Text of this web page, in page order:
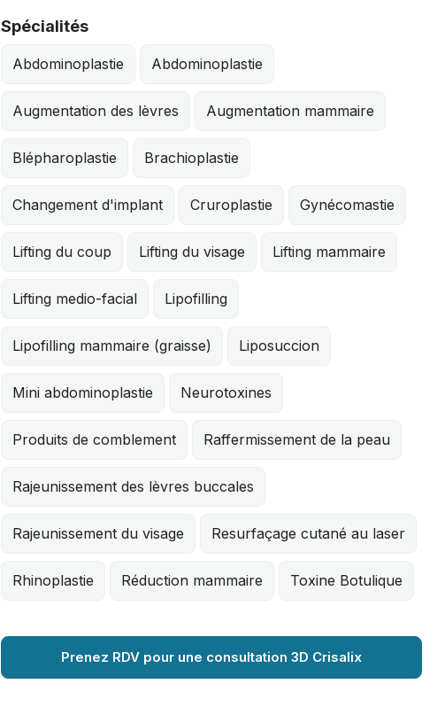
Spécialités
Abdominoplastie Abdominoplastie
Augmentation des lèvres Augmentation mammaire
Blépharoplastie Brachioplastie
Changement d'implant Cruroplastie Gynécomastie
Lifting du coup Lifting du visage Lifting mammaire
Lifting medio-facial Lipofilling
Lipofilling mammaire (graisse) Liposuccion
Mini abdominoplastie Neurotoxines
Produits de comblement Raffermissement de la peau
Rajeunissement des lèvres buccales
Rajeunissement du visage Resurfaçage cutané au laser
Rhinoplastie Réduction mammaire Toxine Botulique
Prenez RDV pour une consultation 3D Crisalix